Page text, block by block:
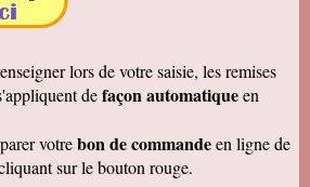
hier. Merci beaucoup, j'aurai
à vous envoyer dont du super8.
lors de votre saisie, les remises
defaçon automatiqueen
votrebon de commandeen ligne de
sur le bouton rouge.